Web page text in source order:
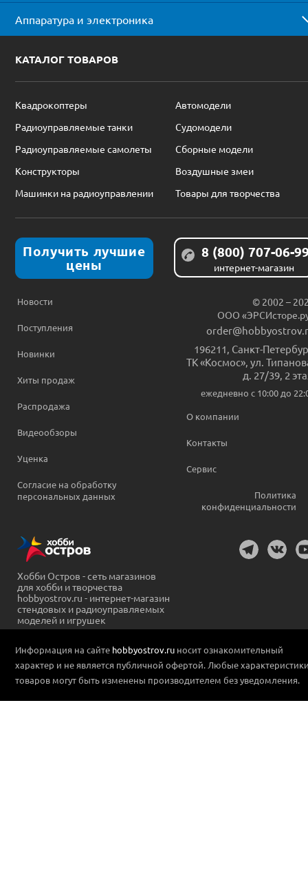
Аппаратура и электроника
КАТАЛОГ ТОВАРОВ
Квадрокоптеры
Автомодели
Радиоуправляемые танки
Судомодели
Радиоуправляемые самолеты
Сборные модели
Конструкторы
Воздушные змеи
Машинки на радиоуправлении
Товары для творчества
Получить лучшие
цены
8 (800) 707-06-
интернет-магазин
Новости
Поступления
Новинки
Хиты продаж
Распродажа
Видеообзоры
Уценка
Согласие на обработку
персональных данных
© 2002 –
ООО
196211 Санкт-
ТК «Космос», ул.
д. 27/39, 2
ежедневно c 10:00 до
О компании
Контакты
Сервис
Политика
конфиденциальности
Хобби Остров - сеть магазинов
для хобби и творчества
hobbyostrov.ru - интернет-магазин
стендовых и радиоуправляемых
моделей и игрушек
Информация на сайте hobbyostrov.ru носит ознакомительный
характер и не является публичной офертой. Любые
товаров могут быть изменены производителем без уведомления.